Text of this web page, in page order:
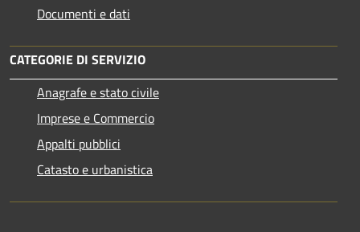
Documenti e dati
CATEGORIE DI SERVIZIO
Anagrafe e stato civile
Imprese e Commercio
Appalti pubblici
Catasto e urbanistica